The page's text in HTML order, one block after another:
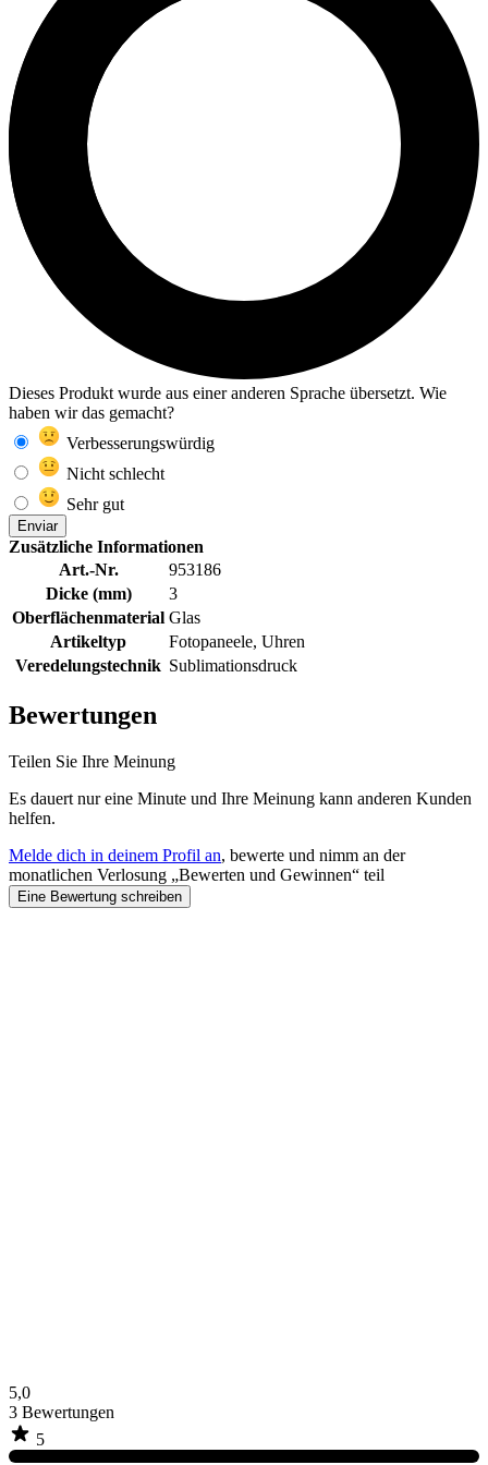
Dieses Produkt wurde aus einer anderen Sprache übersetzt. Wie
haben wir das gemacht?
Verbesserungswürdig
Nicht schlecht
Sehr gut
Enviar
Zusätzliche Informationen
Art.-Nr.
953186
Dicke (mm)
3
Oberflächenmaterial Glas
Artikeltyp
Fotopaneele, Uhren
Veredelungstechnik Sublimationsdruck
Bewertungen
Teilen Sie Ihre Meinung
Es dauert nur eine Minute und Ihre Meinung kann anderen Kunden
helfen.
Melde dich in deinem Profil an, bewerte und nimm an der
monatlichen Verlosung „Bewerten und Gewinnen“ teil
Eine Bewertung schreiben
5,0
3 Bewertungen
5